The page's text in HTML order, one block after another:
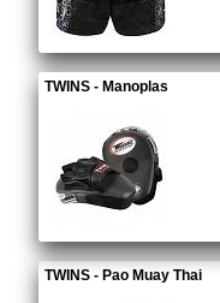
TWINS - Manoplas
TWINS - Pao Muay Thai